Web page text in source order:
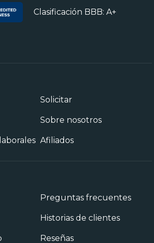
Clasificación BBB: A+
Solicitar
Sobre nosotros
Afiliados
Preguntas frecuentes
Historias de clientes
Reseñas